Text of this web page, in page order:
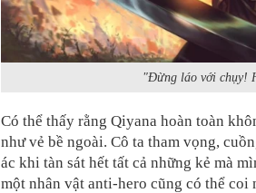
"Đừng láo với chụy!
Có thể thấy rằng Qiyana hoàn toàn
như vẻ bề ngoài. Cô ta tham vọng,
ác khi tàn sát hết tất cả những kẻ mà
một nhân vật anti-hero cũng có thể